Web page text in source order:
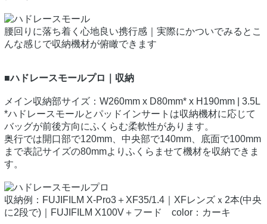
腰回りに落ち着く心地良い携行感｜実際にかついでみるとこ
んな感じで収納機材が俯瞰できます
■ハドレースモールプロ｜収納
メイン収納部サイズ：W260mm x D80mm* x H190mm | 3.5L
*ハドレースモールとパッドインサートは収納機材に応じて
バッグが前後方向にふくらむ柔軟性があります。
奥行では開口部で120mm、中央部で140mm、底面で100mm
まで表記サイズの80mmよりふくらませて機材を収納できま
す。
収納例：FUJIFILM X-Pro3＋XF35/1.4｜XFレンズｘ2本(中央
に2段で)｜FUJIFILM X100V＋フード color：カーキ